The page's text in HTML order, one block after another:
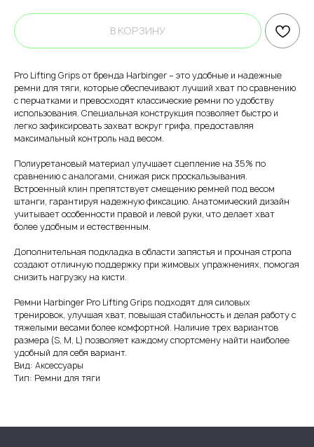
В КОРЗИНУ
Pro Lifting Grips от бренда Harbinger – это удобные и надежные
ремни для тяги, которые обеспечивают лучший хват по сравнению
с перчатками и превосходят классические ремни по удобству
использования. Специальная конструкция позволяет быстро и
легко зафиксировать захват вокруг грифа, предоставляя
максимальный контроль над весом.
Полиуретановый материал улучшает сцепление на 35% по
сравнению с аналогами, снижая риск проскальзывания.
Встроенный клин препятствует смещению ремней под весом
штанги, гарантируя надежную фиксацию. Анатомический дизайн
учитывает особенности правой и левой руки, что делает хват
более удобным и естественным.
Дополнительная подкладка в области запястья и прочная стропа
создают отличную поддержку при жимовых упражнениях, помогая
снизить нагрузку на кисти.
Ремни Harbinger Pro Lifting Grips подходят для силовых
тренировок, улучшая хват, повышая стабильность и делая работу с
тяжелыми весами более комфортной. Наличие трех вариантов
размера (S, M, L) позволяет каждому спортсмену найти наиболее
удобный для себя вариант.
Вид: Аксессуары
Тип: Ремни для тяги